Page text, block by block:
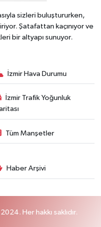
sizleri buluştururken,
Şatafattan kaçınıyor ve
bir altyapı sunuyor.
İzmir Hava Durumu
İzmir Trafik Yoğunluk
Tüm Manşetler
Haber Arşivi
Her hakkı saklıdır.